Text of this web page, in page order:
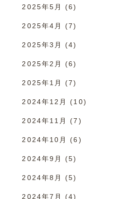
2025年5月 (6)
2025年4月 (7)
2025年3月 (4)
2025年2月 (6)
2025年1月 (7)
2024年12月 (10)
2024年11月 (7)
2024年10月 (6)
2024年9月 (5)
2024年8月 (5)
2024年7月 (4)